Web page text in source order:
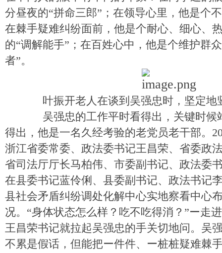
分昼夜的“拼命三郎”；在领导心里，他是个
在棘手疑难纠纷面前，他是个耐心、细心、
的“调解能手”；在百姓心中，他是个维护群
者”。
叶振开老人在谈到吴强忠时，坚定地
吴强忠的工作平时看得出，关键时候
得出，他是一名久经考验的老党员老干部。
浙江省委常委、政法委书记王昌荣、省委政
省司法厅厅长马柏伟、市委副书记、政法委
在县委书记蓝伶俐、县委副书记、政法书记
县社会矛盾纠纷调处化解中心实地察看中心
况。“身体状态怎么样？吃不吃得消？”ー走
王昌荣书记就拉起吴强忠的手关切地问。吴
不累是假话，但能把ー件件、ー桩桩疑难棘